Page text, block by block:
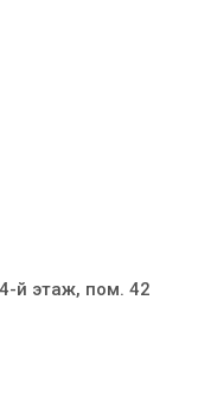
й этаж, пом. 42